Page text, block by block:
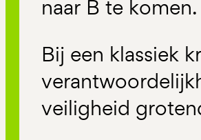
naar B te komen.
Bij een klassiek
veiligheid